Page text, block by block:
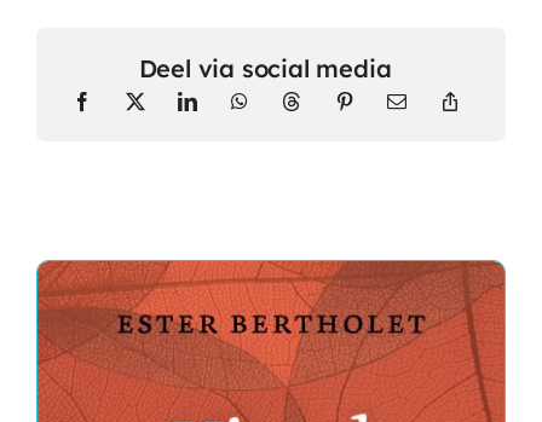
Deel via social media